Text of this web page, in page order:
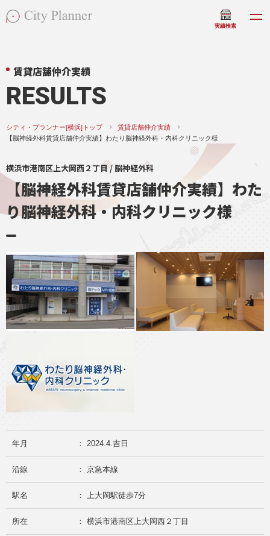
実績検索
賃貸店舗仲介実績
RESULTS
シティ・プランナー[横浜]トップ
賃貸店舗仲介実績
【脳神経外科賃貸店舗仲介実績】わたり脳神経外科・内科クリニック様
横浜市港南区上大岡西２丁目 / 脳神経外科
【脳神経外科賃貸店舗仲介実績】わた
り脳神経外科・内科クリニック様
年月 ： 2024.4.吉日
沿線 ： 京急本線
駅名 ： 上大岡駅徒歩7分
所在 ： 横浜市港南区上大岡西２丁目